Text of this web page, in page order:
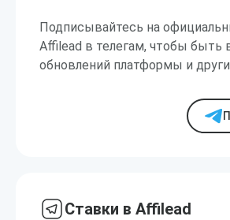
Подписывайтесь на
Affilead в телегам, чтобы быть
обновлений платформы и
Ставки в Affilead